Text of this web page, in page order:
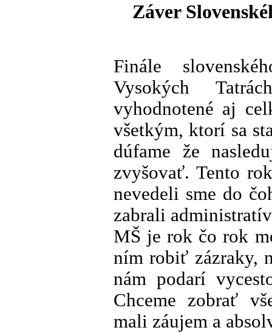
Záver
Finále
Vysokých
vyhodnotené aj
všetkým, ktorí sa
dúfame že
zvyšovať. Tento
nevedeli sme do
zabrali
MŠ je rok čo rok
ním robiť zázraky,
nám podarí
Chceme zobrať
mali záujem a